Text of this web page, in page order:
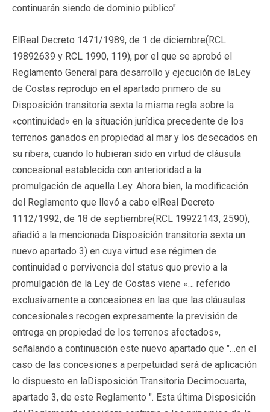
continuarán siendo de dominio público".
ElReal Decreto 1471/1989, de 1 de diciembre(RCL
19892639 y RCL 1990, 119), por el que se aprobó el
Reglamento General para desarrollo y ejecución de laLey
de Costas reprodujo en el apartado primero de su
Disposición transitoria sexta la misma regla sobre la
«continuidad» en la situación jurídica precedente de los
terrenos ganados en propiedad al mar y los desecados en
su ribera, cuando lo hubieran sido en virtud de cláusula
concesional establecida con anterioridad a la
promulgación de aquella Ley. Ahora bien, la modificación
del Reglamento que llevó a cabo elReal Decreto
1112/1992, de 18 de septiembre(RCL 19922143, 2590),
añadió a la mencionada Disposición transitoria sexta un
nuevo apartado 3) en cuya virtud ese régimen de
continuidad o pervivencia del status quo previo a la
promulgación de la Ley de Costas viene «… referido
exclusivamente a concesiones en las que las cláusulas
concesionales recogen expresamente la previsión de
entrega en propiedad de los terrenos afectados»,
señalando a continuación este nuevo apartado que "…en el
caso de las concesiones a perpetuidad será de aplicación
lo dispuesto en laDisposición Transitoria Decimocuarta,
apartado 3, de este Reglamento ". Esta última Disposición